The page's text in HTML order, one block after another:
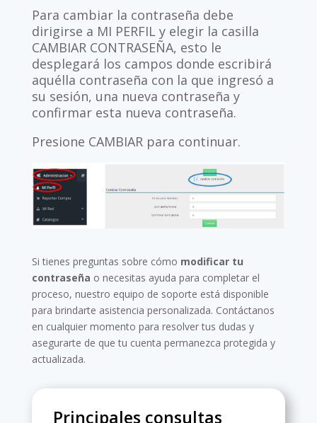
Principales consultas
Para cambiar la contraseña debe
dirigirse a MI PERFIL y elegir la casilla
CAMBIAR CONTRASEÑA, esto le
desplegará los campos donde escribirá
aquélla contraseña con la que ingresó a
su sesión, una nueva contraseña y
confirmar esta nueva contraseña.
Presione CAMBIAR para continuar.
Si tienes preguntas sobre cómo modificar tu
contraseña o necesitas ayuda para completar el
proceso, nuestro equipo de soporte está disponible
para brindarte asistencia personalizada. Contáctanos
en cualquier momento para resolver tus dudas y
asegurarte de que tu cuenta permanezca protegida y
actualizada.